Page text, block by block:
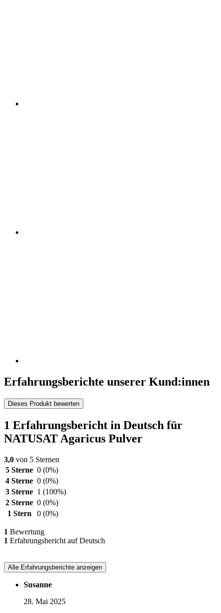
Erfahrungsberichte unserer Kund:innen
Dieses Produkt bewerten
1 Erfahrungsbericht in Deutsch für
NATUSAT Agaricus Pulver
3,0 von 5 Sternen
5 Sterne 0 (0%)
4 Sterne 0 (0%)
3 Sterne 1 (100%)
2 Sterne 0 (0%)
1 Stern
0 (0%)
1 Bewertung
1 Erfahrungsbericht auf Deutsch
Alle Erfahrungsberichte anzeigen
Susanne
28. Mai 2025